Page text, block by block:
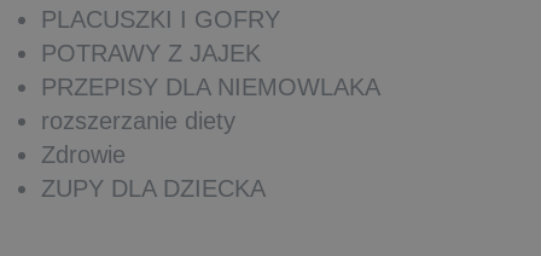
PLACUSZKI I GOFRY
POTRAWY Z JAJEK
PRZEPISY DLA NIEMOWLAKA
rozszerzanie diety
Zdrowie
ZUPY DLA DZIECKA